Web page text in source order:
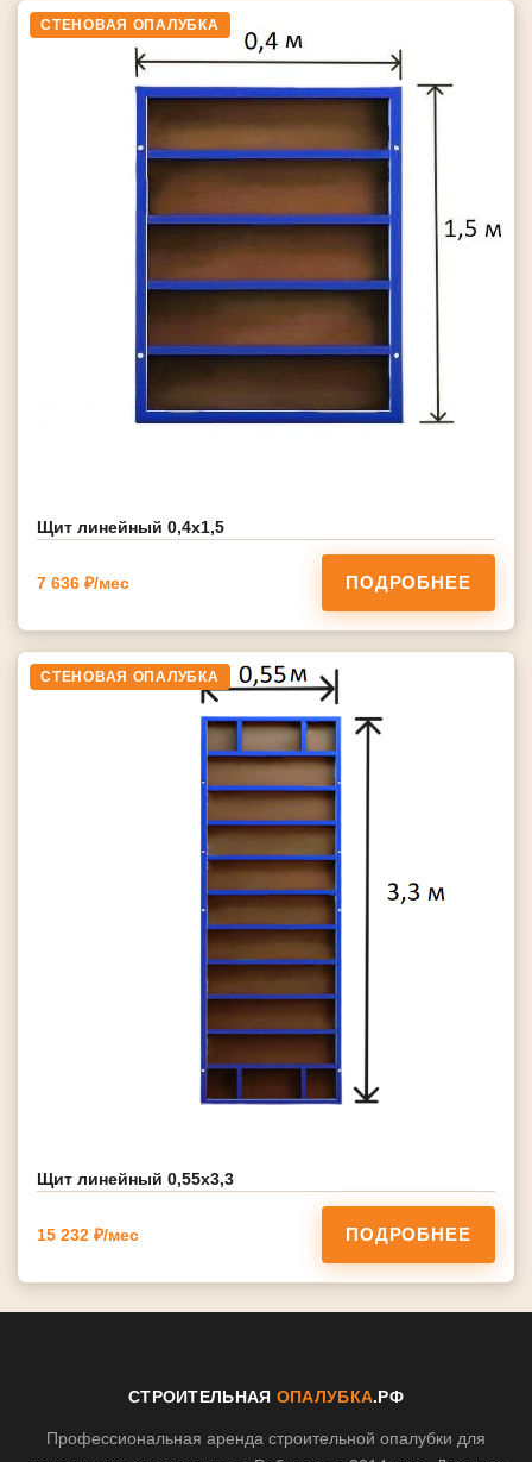
СТЕНОВАЯ ОПАЛУБКА
Щит линейный 0,4х1,5
7 636 ₽/мес ПОДРОБНЕЕ
СТЕНОВАЯ ОПАЛУБКА
Щит линейный 0,55х3,3
15 232 ₽/мес ПОДРОБНЕЕ
СТРОИТЕЛЬНАЯ ОПАЛУБКА.РФ
Профессиональная аренда строительной опалубки для